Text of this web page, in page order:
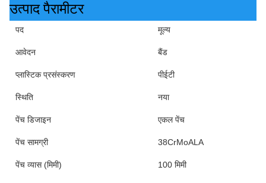
उत्पाद पैरामीटर
पद मूल्य
आवेदन बैंड
प्लास्टिक प्रसंस्करण पीईटी
स्थिति नया
पेंच डिजाइन एकल पेंच
पेंच सामग्री 38CrMoALA
पेंच व्यास (मिमी) 100 मिमी